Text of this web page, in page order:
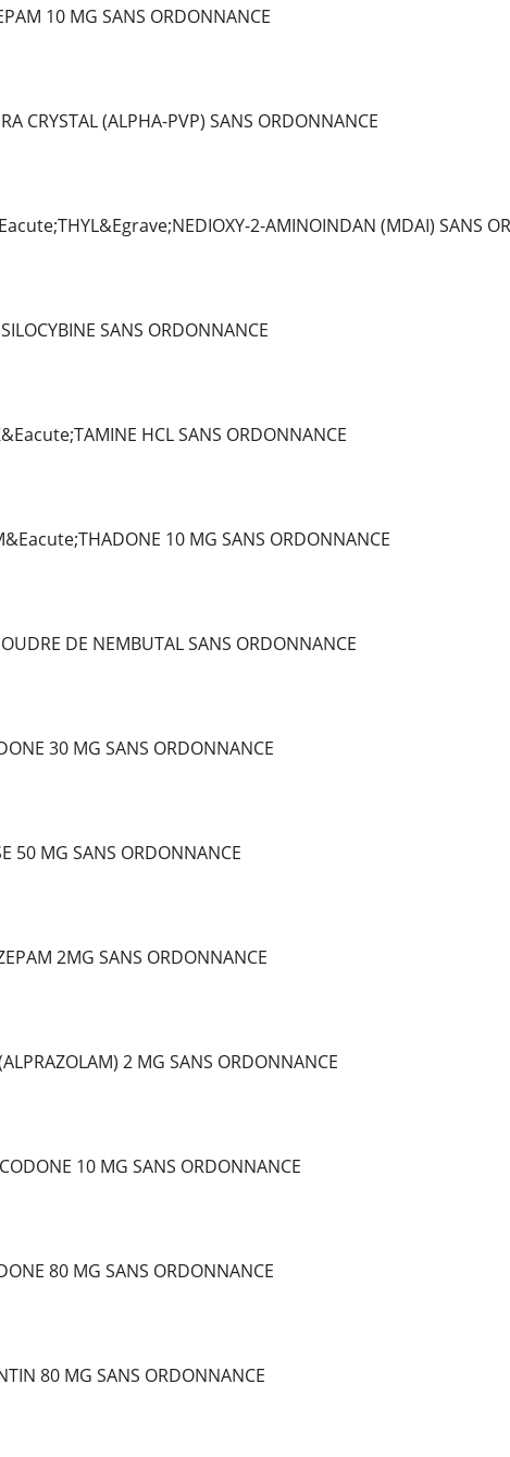
10 MG SANS ORDONNANCE
CRYSTAL (ALPHA-PVP) SANS ORDONNANCE
2-AMINOINDAN (MDAI) SANS
SANS ORDONNANCE
HCL SANS ORDONNANCE
10 MG SANS ORDONNANCE
DE NEMBUTAL SANS ORDONNANCE
30 MG SANS ORDONNANCE
50 MG SANS ORDONNANCE
2MG SANS ORDONNANCE
2 MG SANS ORDONNANCE
10 MG SANS ORDONNANCE
80 MG SANS ORDONNANCE
80 MG SANS ORDONNANCE